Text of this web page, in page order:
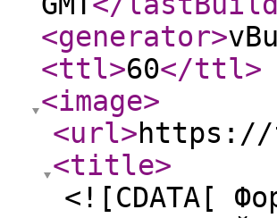
<generator>
<ttl>60</ttl>
<image>
<url>https://
<title>
<![CDATA[